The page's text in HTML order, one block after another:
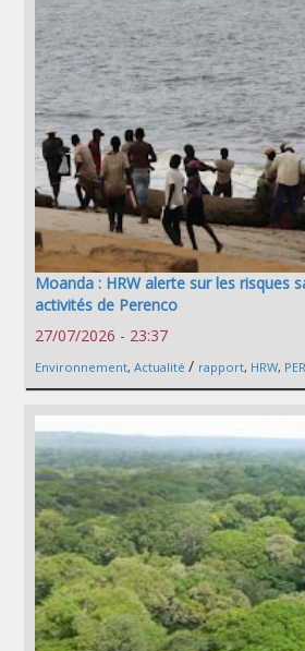
Moanda : HRW alerte sur les risques
activités de Perenco
27/07/2026 - 23:37
Environnement, Actualité / rapport, HRW,